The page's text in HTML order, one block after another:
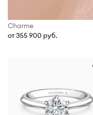
Charme
от 355 900 руб.